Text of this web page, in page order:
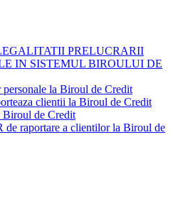
PRELUCRARII
IN SISTEMUL BIROULUI DE
la Biroul de Credit
clientii la Biroul de Credit
Biroul de Credit
de raportare a clientilor la Biroul de